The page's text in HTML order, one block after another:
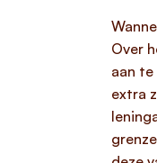
Over
aan
extra